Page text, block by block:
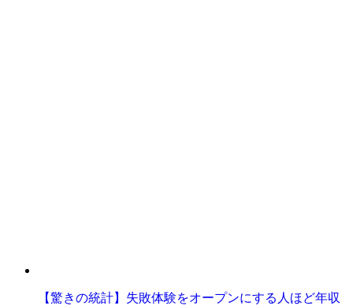
【驚きの統計】失敗体験をオープンにする人ほど年収